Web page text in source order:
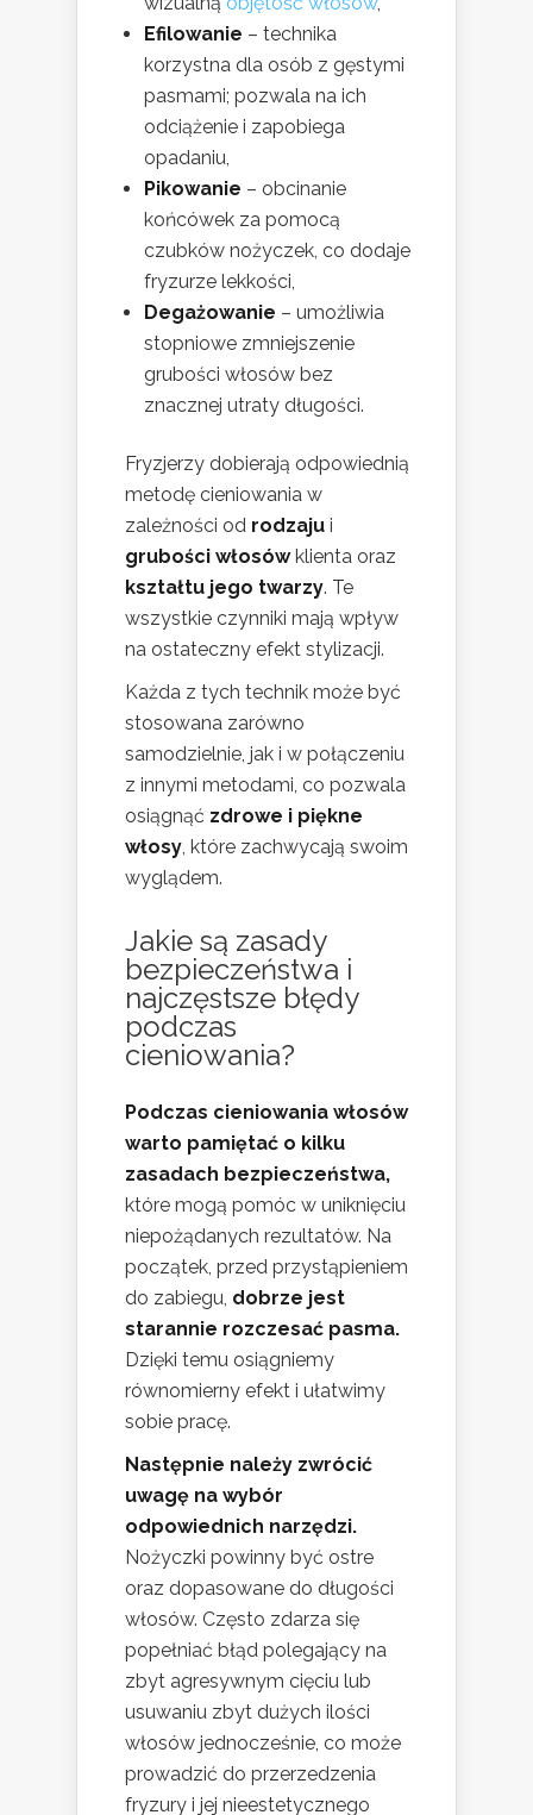
Efilowanie – technika
korzystna dla osób z gęstymi
pasmami; pozwala na ich
odciążenie i zapobiega
opadaniu,
Pikowanie – obcinanie
końcówek za pomocą
czubków nożyczek, co dodaje
fryzurze lekkości,
Degażowanie – umożliwia
stopniowe zmniejszenie
grubości włosów bez
znacznej utraty długości.
Fryzjerzy dobierają odpowiednią
metodę cieniowania w
zależności od rodzaju i
grubości włosówklienta oraz
kształtu jego twarzy. Te
wszystkie czynniki mają wpływ
na ostateczny efekt stylizacji.
Każda z tych technik może być
stosowana zarówno
samodzielnie, jak i w połączeniu
z innymi metodami, co pozwala
osiągnąć zdrowe i piękne
włosy, które zachwycają swoim
wyglądem.
Jakie są zasady
bezpieczeństwa i
najczęstsze błędy
podczas
cieniowania?
Podczas cieniowania włosów
warto pamiętać o kilku
zasadach bezpieczeństwa,
które mogą pomóc w uniknięciu
niepożądanych rezultatów. Na
początek, przed przystąpieniem
do zabiegu, dobrze jest
starannie rozczesać pasma.
Dzięki temu osiągniemy
równomierny efekt i ułatwimy
sobie pracę.
Następnie należy zwrócić
uwagę na wybór
odpowiednich narzędzi.
Nożyczki powinny być ostre
oraz dopasowane do długości
włosów. Często zdarza się
popełniać błąd polegający na
zbyt agresywnym cięciu lub
usuwaniu zbyt dużych ilości
włosów jednocześnie, co może
prowadzić do przerzedzenia
fryzury i jej nieestetycznego